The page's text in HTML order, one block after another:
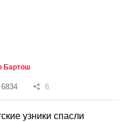
Бартош
6834 6
узники спасли